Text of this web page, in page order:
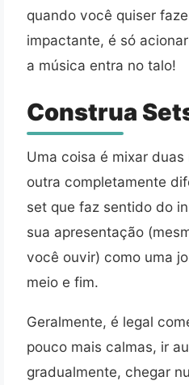
quando você quiser
impactante, é só
a música entra no talo!
Construa
Uma coisa é mixar
outra completamente
set que faz sentido do
sua apresentação
você ouvir) como uma
meio e fim.
Geralmente, é legal
pouco mais calmas, ir
gradualmente, chegar